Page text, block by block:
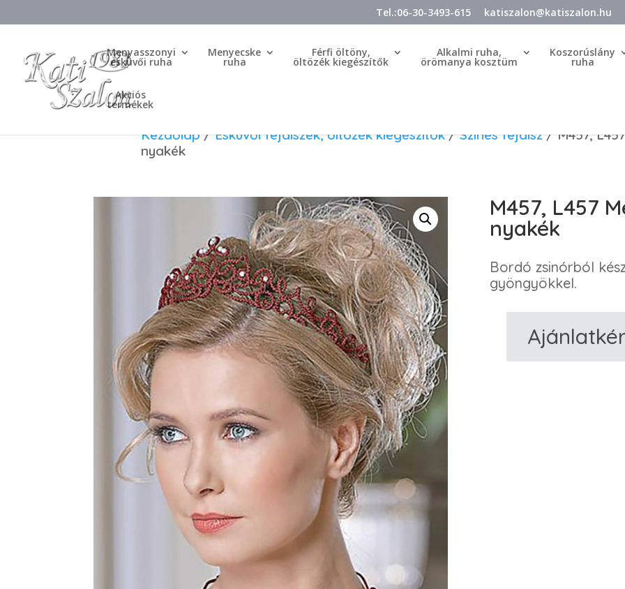
Tel.:06-30-3493-615 katiszalon@katiszalon.hu
Menyasszonyi
esküvői ruha
Menyecske
ruha
Férfi öltöny,
öltözék kiegészítők
Alkalmi ruha,
örömanya kosztüm
Koszorúslány
ruha
Akciós
termékek
Kezdőlap/Esküvői fejdíszek, öltözék kiegészítők/Színes fejdísz/ M457,
nyakék
M457, L457
nyakék
Bordó zsinórból
gyöngyökkel.
L457